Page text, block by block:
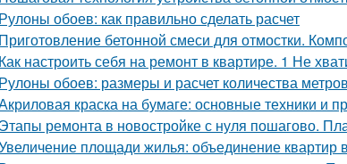
Рулоны обоев: как правильно сделать расчет
Приготовление бетонной смеси для отмостки.
Как настроить себя на ремонт в квартире. 1 Не
Рулоны обоев: размеры и расчет количества метров
краска на бумаге: основные техники и
Этапы ремонта в новостройке с нуля пошагово.
площади жилья: объединение квартир